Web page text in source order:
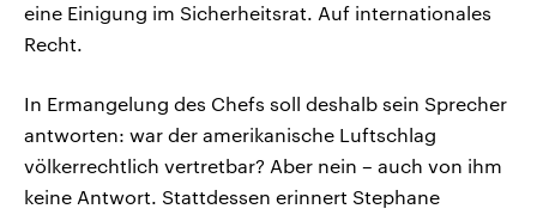
eine Einigung im Sicherheitsrat. Auf internationales
Recht.
In Ermangelung des Chefs soll deshalb sein Sprecher
antworten: war der amerikanische Luftschlag
völkerrechtlich vertretbar? Aber nein – auch von ihm
keine Antwort. Stattdessen erinnert Stephane